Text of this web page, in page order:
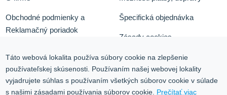
Obchodné podmienky a
Reklamačný poriadok
Služby
Kontakt
Špecifická objednávka
Zásady cookies
Ochrana osobných údajov
Blog
Táto webová lokalita používa súbory cookie na zlepšenie
používateľskej skúsenosti. Používaním našej webovej lokality
vyjadrujete súhlas s používaním všetkých súborov cookie v súlade
s našimi zásadami používania súborov cookie. Prečítať viac